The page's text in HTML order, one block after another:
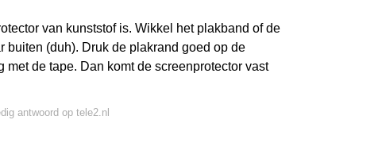
van kunststof is. Wikkel het plakband of de
buiten (duh). Druk de plakrand goed op de
de tape. Dan komt de screenprotector vast
antwoord op tele2.nl